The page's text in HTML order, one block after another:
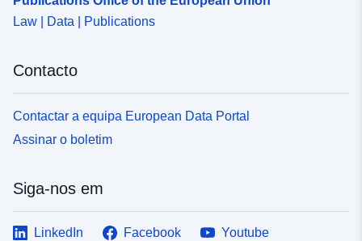
Law | Data | Publications
Contacto
Contactar a equipa European Data Portal
Assinar o boletim
Siga-nos em
LinkedIn Facebook
Youtube